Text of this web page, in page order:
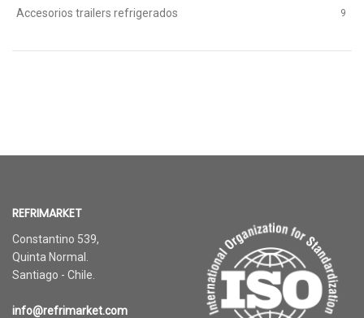
Accesorios trailers refrigerados 9
REFRIMARKET
Constantino 539,
Quinta Normal.
Santiago - Chile.
info@refrimarket.com